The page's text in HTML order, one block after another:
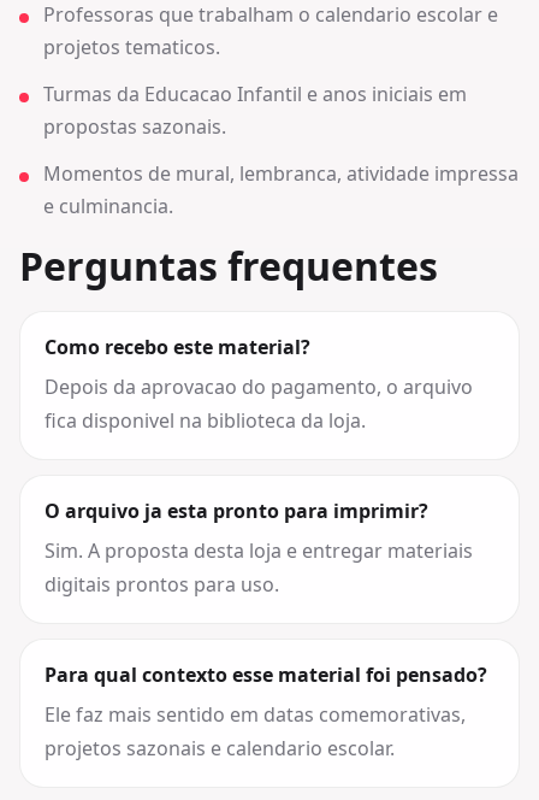
Professoras que trabalham o calendario escolar e
projetos tematicos.
Turmas da Educacao Infantil e anos iniciais em
propostas sazonais.
Momentos de mural, lembranca, atividade impressa
e culminancia.
Perguntas frequentes
Como recebo este material?
Depois da aprovacao do pagamento, o arquivo
fica disponivel na biblioteca da loja.
O arquivo ja esta pronto para imprimir?
Sim. A proposta desta loja e entregar materiais
digitais prontos para uso.
Para qual contexto esse material foi pensado?
Ele faz mais sentido em datas comemorativas,
projetos sazonais e calendario escolar.